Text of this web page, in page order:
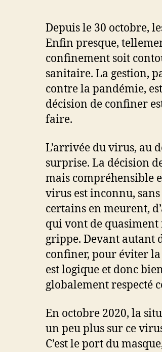
Depuis le 30 octobre,
Enfin presque,
confinement soit
sanitaire. La gestion,
contre la pandémie,
décision de confiner
faire.
L’arrivée du virus, au
surprise. La décision
mais compréhensible
virus est inconnu,
certains en meurent,
qui vont de quasiment
grippe. Devant autant
confiner, pour éviter
est logique et donc
globalement respecté
En octobre 2020, la
un peu plus sur ce
C’est le port du